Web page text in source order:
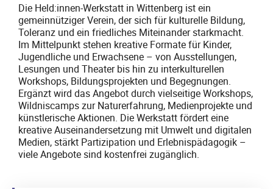
Die Held:innen-Werkstatt in Wittenberg ist ein
gemeinnütziger Verein, der sich für kulturelle Bildung,
Toleranz und ein friedliches Miteinander starkmacht.
Im Mittelpunkt stehen kreative Formate für Kinder,
Jugendliche und Erwachsene – von Ausstellungen,
Lesungen und Theater bis hin zu interkulturellen
Workshops, Bildungsprojekten und Begegnungen.
Ergänzt wird das Angebot durch vielseitige Workshops,
Wildniscamps zur Naturerfahrung, Medienprojekte und
künstlerische Aktionen. Die Werkstatt fördert eine
kreative Auseinandersetzung mit Umwelt und digitalen
Medien, stärkt Partizipation und Erlebnispädagogik –
viele Angebote sind kostenfrei zugänglich.